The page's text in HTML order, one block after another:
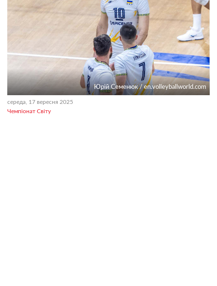
Юрій Семенюк / en.volleyballworld.com
середа, 17 вересня 2025
Чемпіонат Світу